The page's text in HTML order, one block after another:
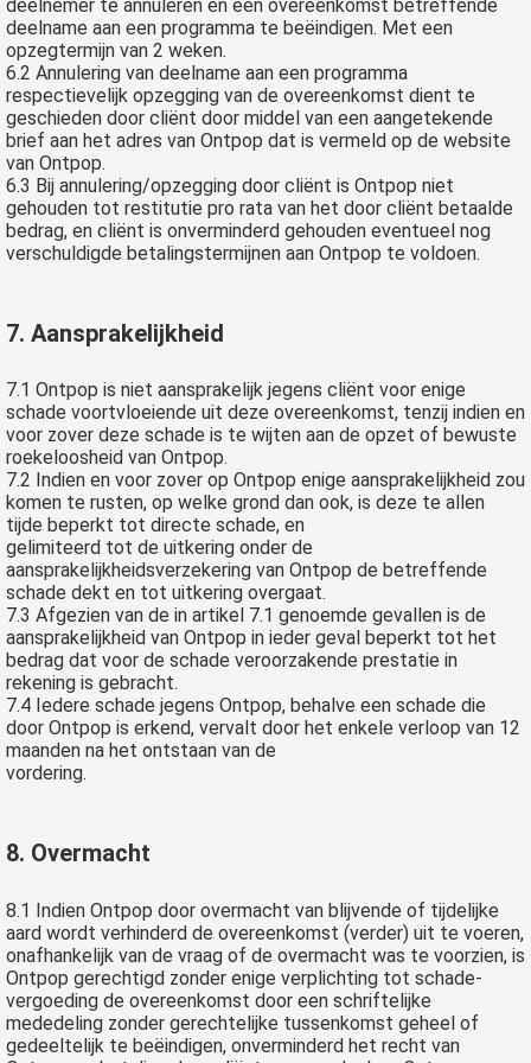
deelnemer te annuleren en een overeenkomst betreffende
deelname aan een programma te beëindigen. Met een
opzegtermijn van 2 weken.
6.2 Annulering van deelname aan een programma
respectievelijk opzegging van de overeenkomst dient te
geschieden door cliënt door middel van een aangetekende
brief aan het adres van Ontpop dat is vermeld op de website
van Ontpop.
6.3 Bij annulering/opzegging door cliënt is Ontpop niet
gehouden tot restitutie pro rata van het door cliënt betaalde
bedrag, en cliënt is onverminderd gehouden eventueel nog
verschuldigde betalingstermijnen aan Ontpop te voldoen.
7. Aansprakelijkheid
7.1 Ontpop is niet aansprakelijk jegens cliënt voor enige
schade voortvloeiende uit deze overeenkomst, tenzij indien en
voor zover deze schade is te wijten aan de opzet of bewuste
roekeloosheid van Ontpop.
7.2 Indien en voor zover op Ontpop enige aansprakelijkheid zou
komen te rusten, op welke grond dan ook, is deze te allen
tijde beperkt tot directe schade, en
gelimiteerd tot de uitkering onder de
aansprakelijkheidsverzekering van Ontpop de betreffende
schade dekt en tot uitkering overgaat.
7.3 Afgezien van de in artikel 7.1 genoemde gevallen is de
aansprakelijkheid van Ontpop in ieder geval beperkt tot het
bedrag dat voor de schade veroorzakende prestatie in
rekening is gebracht.
7.4 Iedere schade jegens Ontpop, behalve een schade die
door Ontpop is erkend, vervalt door het enkele verloop van 12
maanden na het ontstaan van de
vordering.
8. Overmacht
8.1 Indien Ontpop door overmacht van blijvende of tijdelijke
aard wordt verhinderd de overeenkomst (verder) uit te voeren,
onafhankelijk van de vraag of de overmacht was te voorzien, is
Ontpop gerechtigd zonder enige verplichting tot schade-
vergoeding de overeenkomst door een schriftelijke
mededeling zonder gerechtelijke tussenkomst geheel of
gedeeltelijk te beëindigen, onverminderd het recht van